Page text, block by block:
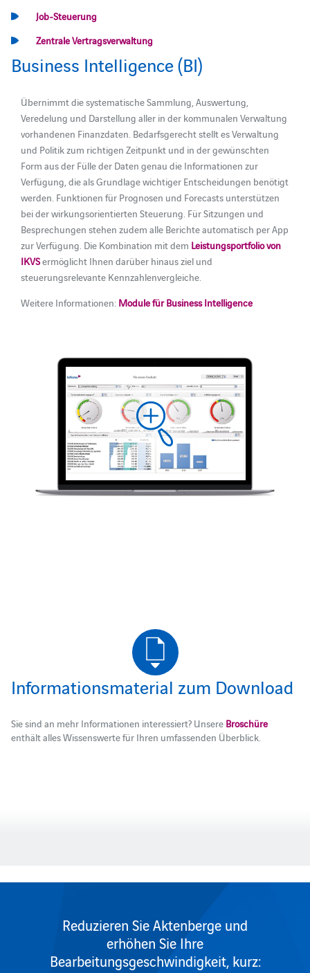
Job-Steuerung
Zentrale Vertragsverwaltung
Business Intelligence (BI)
Übernimmt die systematische Sammlung, Auswertung,
Veredelung und Darstellung aller in der kommunalen Verwaltung
vorhandenen Finanzdaten. Bedarfsgerecht stellt es Verwaltung
und Politik zum richtigen Zeitpunkt und in der gewünschten
Form aus der Fülle der Daten genau die Informationen zur
Verfügung, die als Grundlage wichtiger Entscheidungen benötigt
werden. Funktionen für Prognosen und Forecasts unterstützen
bei der wirkungsorientierten Steuerung. Für Sitzungen und
Besprechungen stehen zudem alle Berichte automatisch per App
zur Verfügung. Die Kombination mit dem Leistungsportfolio von
IKVSermöglicht Ihnen darüber hinaus ziel und
steuerungsrelevante Kennzahlenvergleiche.
Weitere Informationen: Module für Business Intelligence
Informationsmaterial zum Download
Sie sind an mehr Informationen interessiert? Unsere Broschüre
enthält alles Wissenswerte für Ihren umfassenden Überblick.
Reduzieren Sie Aktenberge und
erhöhen Sie Ihre
Bearbeitungsgeschwindigkeit, kurz: